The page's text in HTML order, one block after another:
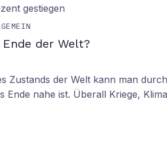
gestiegen
der Welt?
Zustands der Welt kann man
Ende nahe ist. Überall Kriege,